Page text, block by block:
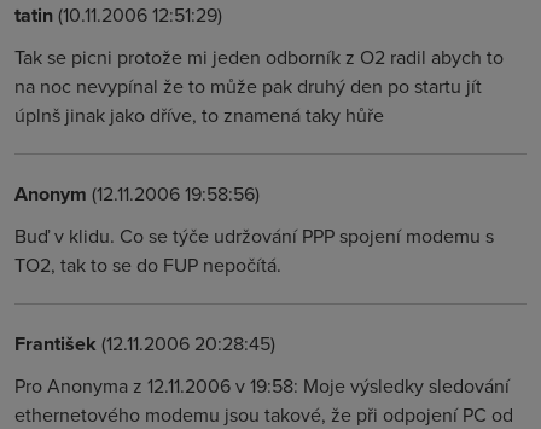
tatin(10.11.2006 12:51:29)
Tak se picni protože mi jeden odborník z O2 radil abych to
na noc nevypínal že to může pak druhý den po startu jít
úplnš jinak jako dříve, to znamená taky hůře
Anonym (12.11.2006 19:58:56)
Buď v klidu. Co se týče udržování PPP spojení modemu s
TO2, tak to se do FUP nepočítá.
František (12.11.2006 20:28:45)
Pro Anonyma z 12.11.2006 v 19:58: Moje výsledky sledování
ethernetového modemu jsou takové, že při odpojení PC od